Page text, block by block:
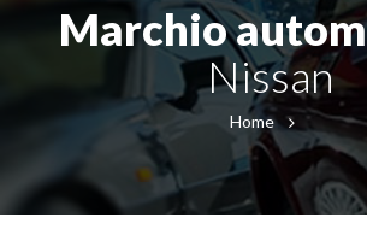
Marchio
Nissan
Home